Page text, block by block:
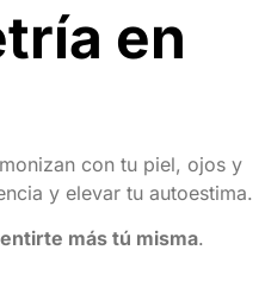
en
con tu piel, ojos y
y elevar tu autoestima.
más tú misma.